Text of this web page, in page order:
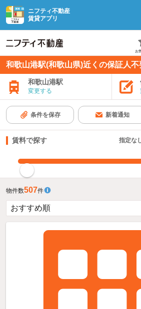
ニフティ不動産
賃貸アプリ
お
和歌山港駅(和歌山県)近くの保証人
和歌山港駅
変更する
条件を保存 新着通知
賃料で探す 指定な
物件数507件